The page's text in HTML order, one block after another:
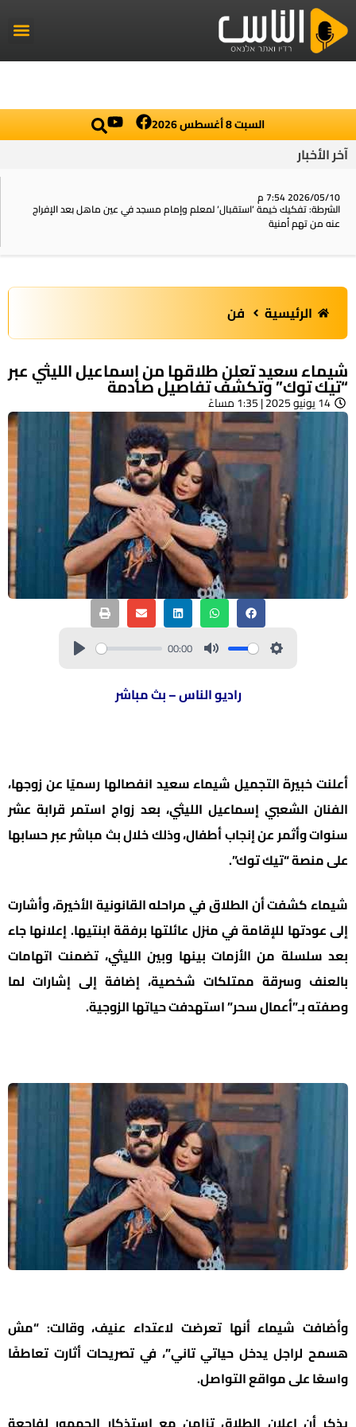
السبت 8 أغسطس 2026
آخر الأخبار
2026/05/10 7:54 م
الشرطة: تفكيك خيمة ‘استقبال‘ لمعلم وإمام مسجد في عين ماهل بعد الإفراج
عنه من تهم أمنية
الرئيسية فن
شيماء سعيد تعلن طلاقها من إسماعيل الليثي عبر
“تيك توك” وتكشف تفاصيل صادمة
14 يونيو 2025 | 1:35 مساءً
00:00
راديو الناس – بث مباشر
أعلنت خبيرة التجميل شيماء سعيد انفصالها رسميًا عن زوجها،
الفنان الشعبي إسماعيل الليثي، بعد زواج استمر قرابة عشر
سنوات وأثمر عن إنجاب أطفال، وذلك خلال بث مباشر عبر حسابها
على منصة “تيك توك”.
شيماء كشفت أن الطلاق في مراحله القانونية الأخيرة، وأشارت
إلى عودتها للإقامة في منزل عائلتها برفقة ابنتيها. إعلانها جاء
بعد سلسلة من الأزمات بينها وبين الليثي، تضمنت اتهامات
بالعنف وسرقة ممتلكات شخصية، إضافة إلى إشارات لما
وصفته بـ”أعمال سحر” استهدفت حياتها الزوجية.
وأضافت شيماء أنها تعرضت لاعتداء عنيف، وقالت: “مش
هسمح لراجل يدخل حياتي تاني”، في تصريحات أثارت تعاطفًا
واسعًا على مواقع التواصل.